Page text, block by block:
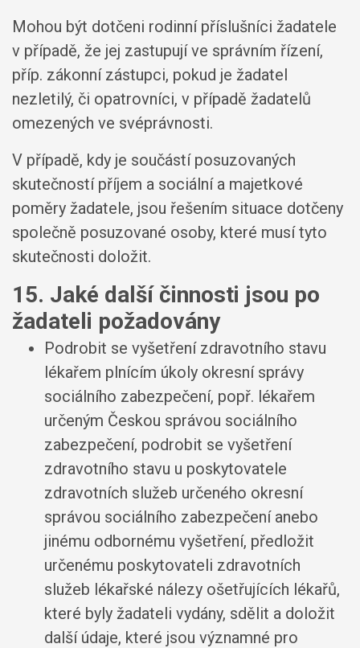
Mohou být dotčeni rodinní příslušníci žadatele
v případě, že jej zastupují ve správním řízení,
příp. zákonní zástupci, pokud je žadatel
nezletilý, či opatrovníci, v případě žadatelů
omezených ve svéprávnosti.
V případě, kdy je součástí posuzovaných
skutečností příjem a sociální a majetkové
poměry žadatele, jsou řešením situace dotčeny
společně posuzované osoby, které musí tyto
skutečnosti doložit.
15. Jaké další činnosti jsou po
žadateli požadovány
Podrobit se vyšetření zdravotního stavu
lékařem plnícím úkoly okresní správy
sociálního zabezpečení, popř. lékařem
určeným Českou správou sociálního
zabezpečení, podrobit se vyšetření
zdravotního stavu u poskytovatele
zdravotních služeb určeného okresní
správou sociálního zabezpečení anebo
jinému odbornému vyšetření, předložit
určenému poskytovateli zdravotních
služeb lékařské nálezy ošetřujících lékařů,
které byly žadateli vydány, sdělit a doložit
další údaje, které jsou významné pro